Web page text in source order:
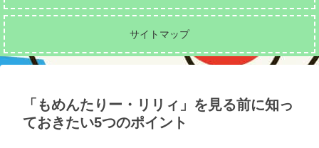
サイトマップ
「もめんたりー・リリィ」を見る前に知っ
ておきたい5つのポイント